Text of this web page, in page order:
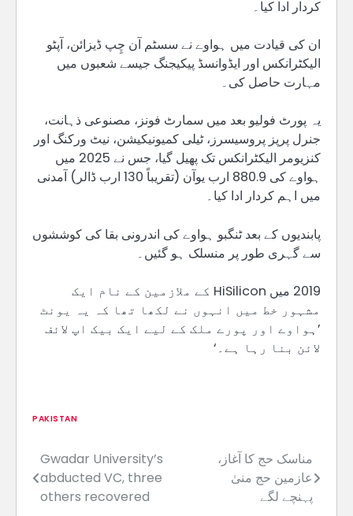
کردار ادا کیا۔
ان کی قیادت میں ہواوے نے سسٹم آن چِپ ڈیزائن، آپٹو
الیکٹرانکس اور ایڈوانسڈ پیکیجنگ جیسے شعبوں میں
مہارت حاصل کی۔
یہ پورٹ فولیو بعد میں سمارٹ فونز، مصنوعی ذہانت،
جنرل پرپز پروسیسرز، ٹیلی کمیونیکیشن، نیٹ ورکنگ اور
کنزیومر الیکٹرانکس تک پھیل گیا، جس نے 2025 میں
ہواوے کی 880.9 ارب یوآن (تقریباً 130 ارب ڈالر) آمدنی
میں اہم کردار ادا کیا۔
پابندیوں کے بعد ٹنگبو ہواوے کی اندرونی بقا کی کوششوں
سے گہری طور پر منسلک ہو گئیں۔
2019 میں HiSilicon کے ملازمین کے نام ایک
مشہور خط میں انہوں نے لکھا تھا کہ یہ یونٹ
’ہواوے اور پورے ملک کے لیے ایک بیک اپ لائف
لائن بنا رہا ہے۔‘
PAKISTAN
Post
navigation
Gwadar University’s
abducted VC, three
others recovered
مناسک حج کا آغاز،
عازمین حج منیٰ
پہنچے لگے